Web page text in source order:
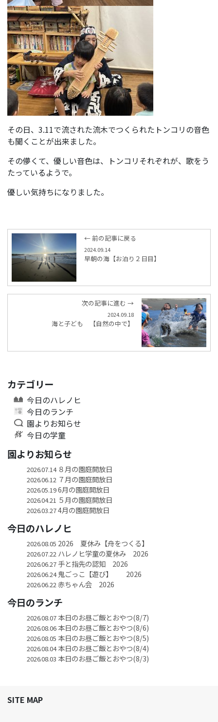
その日、3.11で流された流木でつくられたトンコリの音色
も聞くことが出来ました。
その儚くて、優しい音色は、トンコリそれぞれが、歌をう
たっているようで。
優しい気持ちになりました。
← 前の記事に戻る
2024.09.14
早朝の海【お泊り２日目】
次の記事に進む →
2024.09.18
海と子ども 【自然の中で】
カテゴリー
今日のハレノヒ
今日のランチ
園よりお知らせ
今日の学童
園よりお知らせ
2026.07.14８月の園庭開放日
2026.06.12７月の園庭開放日
2026.05.196月の園庭開放日
2026.04.21 ５月の園庭開放日
2026.03.274月の園庭開放日
今日のハレノヒ
2026.08.05 2026 夏休み【舟をつくる】
2026.07.22ハレノヒ学童の夏休み 2026
2026.06.27手と指先の認知 2026
2026.06.24鬼ごっこ【遊び】 2026
2026.06.22赤ちゃん会 2026
今日のランチ
2026.08.07本日のお昼ご飯とおやつ(8/7)
2026.08.06本日のお昼ご飯とおやつ(8/6)
2026.08.05 本日のお昼ご飯とおやつ(8/5)
2026.08.04本日のお昼ご飯とおやつ(8/4)
2026.08.03 本日のお昼ご飯とおやつ(8/3)
SITE MAP